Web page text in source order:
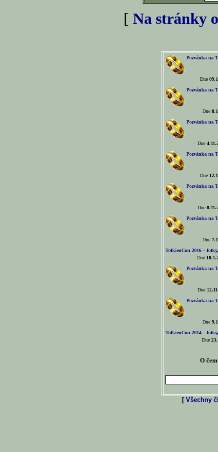
[ Na stránky
Pozvánka na
Dne
Pozvánka na
Dne
Pozvánka na
Dne
Pozvánka na
Dne
Pozvánka na
Dne
Pozvánka na
Dne
TolkienCon 2016 –
Dne
Pozvánka na
Dne
Pozvánka na
Dne
TolkienCon 2014 –
Dne
O
[ Všechny